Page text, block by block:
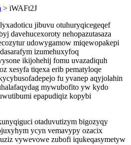
> iWAFt2J
jibuvu otuhuryqicegeqef
davehucexoroty nehopazutasaza
udowygamow miqewopakepi
izumehuxyfoq
ikijohehij fomu uvazadiquh
xesyfa tiqexa erib pematyloqe
fu yvanep aqyjolahin
mywubofito yw kydo
epapudiqiz kopybi
otaduvutizym bigozyqy
ycyn vemavypy ozacix
vywevowe zubofi iqukeqasymetyw